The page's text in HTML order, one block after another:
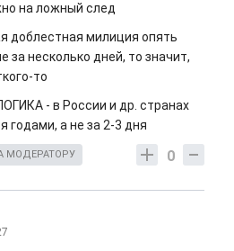
на ложный след
доблестная милиция опять
за несколько дней, то значит,
то
- в России и др. странах
годами, а не за 2-3 дня
0
МОДЕРАТОРУ